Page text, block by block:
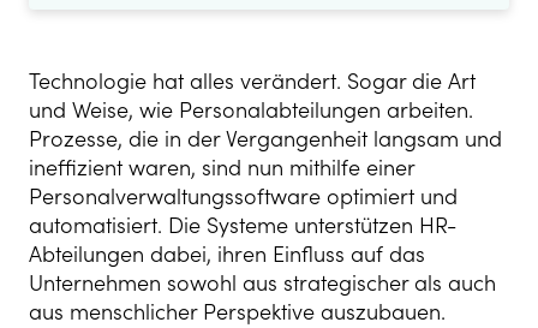
Technologie hat alles verändert. Sogar die Art
und Weise, wie Personalabteilungen arbeiten.
Prozesse, die in der Vergangenheit langsam und
ineffizient waren, sind nun mithilfe einer
Personalverwaltungssoftware optimiert und
automatisiert. Die Systeme unterstützen HR-
Abteilungen dabei, ihren Einfluss auf das
Unternehmen sowohl aus strategischer als auch
aus menschlicher Perspektive auszubauen.